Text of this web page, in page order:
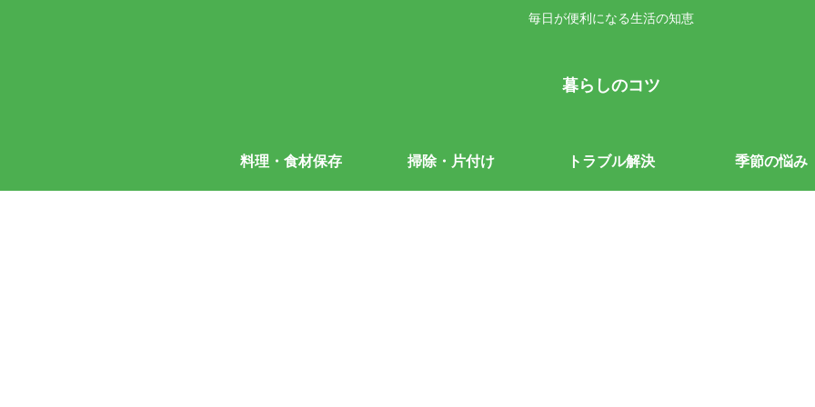
毎日が便利になる生活の知恵
暮らしのコツ
料理・食材保存 掃除・片付け トラブル解決 季節の悩み